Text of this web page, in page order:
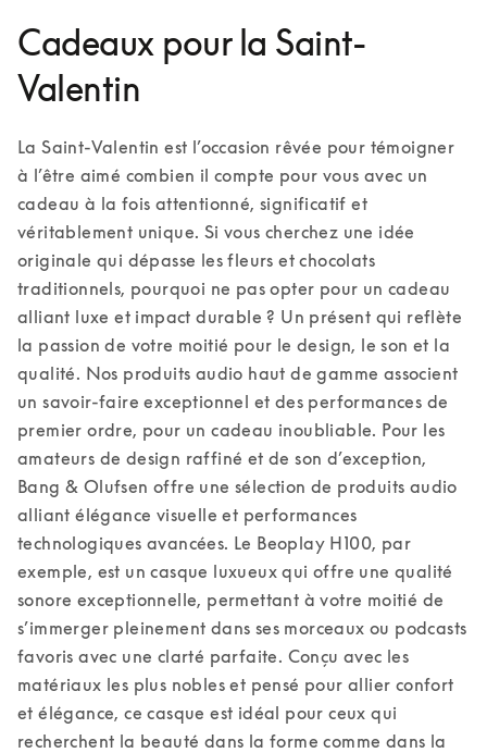
Cadeaux pour la Saint-
Valentin
La Saint-Valentin est l’occasion rêvée pour témoigner
à l’être aimé combien il compte pour vous avec un
cadeau à la fois attentionné, significatif et
véritablement unique. Si vous cherchez une idée
originale qui dépasse les fleurs et chocolats
traditionnels, pourquoi ne pas opter pour un cadeau
alliant luxe et impact durable ? Un présent qui reflète
la passion de votre moitié pour le design, le son et la
qualité. Nos produits audio haut de gamme associent
un savoir-faire exceptionnel et des performances de
premier ordre, pour un cadeau inoubliable. Pour les
amateurs de design raffiné et de son d’exception,
Bang & Olufsen offre une sélection de produits audio
alliant élégance visuelle et performances
technologiques avancées. Le Beoplay H100, par
exemple, est un casque luxueux qui offre une qualité
sonore exceptionnelle, permettant à votre moitié de
s’immerger pleinement dans ses morceaux ou podcasts
favoris avec une clarté parfaite. Conçu avec les
matériaux les plus nobles et pensé pour allier confort
et élégance, ce casque est idéal pour ceux qui
recherchent la beauté dans la forme comme dans la